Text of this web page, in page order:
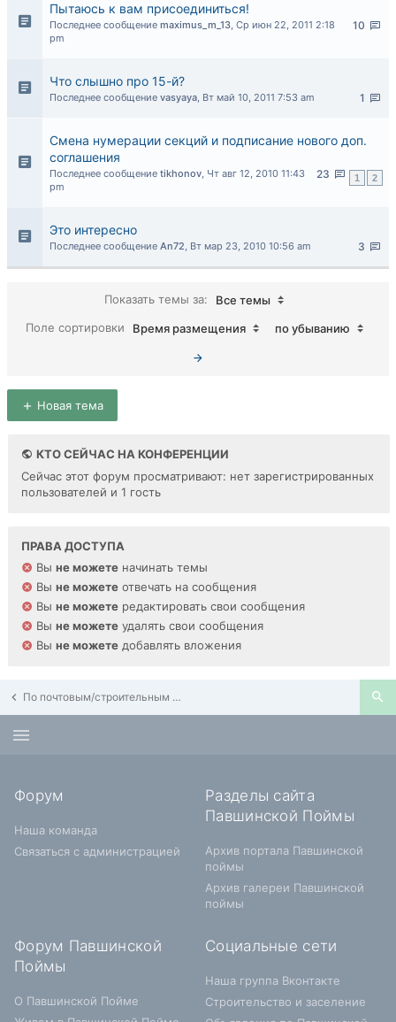
Пытаюсь к вам присоединиться!
10
Последнее сообщение maximus_m_13, Ср июн 22, 2011 2:18
pm
Что слышно про 15-й?
1
Последнее сообщение vasyaya, Вт май 10, 2011 7:53 am
Смена нумерации секций и подписание нового доп.
соглашения
1 2
23
Последнее сообщение tikhonov, Чт авг 12, 2010 11:43
pm
Это интересно
3
Последнее сообщение An72, Вт мар 23, 2010 10:56 am
Показать темы за:
Все темы
Поле сортировки
Время размещения по убыванию
Новая тема
КТО СЕЙЧАС НА КОНФЕРЕНЦИИ
Сейчас этот форум просматривают: нет зарегистрированных
пользователей и 1 гость
ПРАВА ДОСТУПА
Вы не можете начинать темы
Вы не можете отвечать на сообщения
Вы не можете редактировать свои сообщения
Вы не можете удалять свои сообщения
Вы не можете добавлять вложения
По почтовым/строительным адресам Павшинской Поймы
Форум
Наша команда
Связаться с администрацией
Разделы сайта
Павшинской Поймы
Архив портала Павшинской
поймы
Архив галереи Павшинской
поймы
Форум Павшинской
Поймы
О Павшинской Пойме
Социальные сети
Наша группа Вконтакте
Строительство и заселение